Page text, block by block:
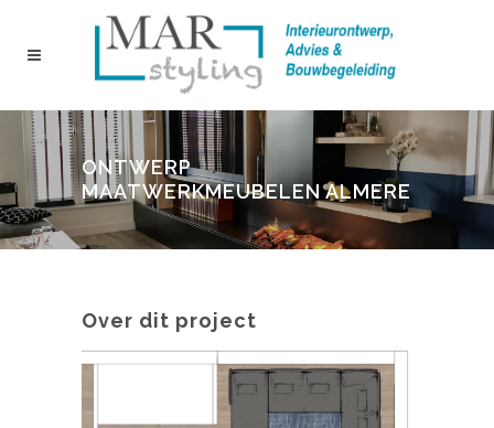
ONTWERP
MAATWERKMEUBELEN ALMERE
Over dit project